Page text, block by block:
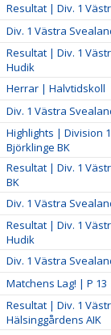
Resultat | Div. 1
Div. 1 Västra
Resultat | Div. 1
Hudik
Herrar | Halvtidskoll
Div. 1 Västra
Highlights | Division
Björklinge BK
Resultat | Div. 1
BK
Div. 1 Västra
Resultat | Div. 1
Hudik
Div. 1 Västra
Matchens Lag! | P
Resultat | Div. 1
Hälsinggårdens AIK